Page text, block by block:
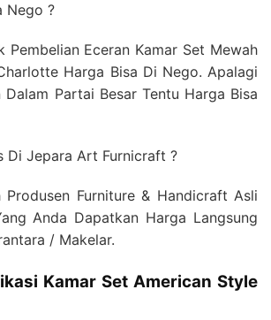
Nego ?
Pembelian Eceran Kamar Set Mewah
Harga Bisa Di Nego. Apalagi
Dalam Partai Besar Tentu Harga Bisa
Di Jepara Art Furnicraft ?
Furniture & Handicraft Asli
Anda Dapatkan Harga Langsung
/ Makelar.
Kamar Set American Style